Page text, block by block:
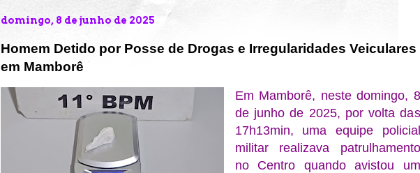
domingo, 8 de junho de 2025
Homem Detido por Posse de Drogas e Irregularidades Veiculares
em Mamborê
Em Mamborê, neste domingo, 8
de junho de 2025, por volta das
17h13min, uma equipe policial
militar realizava patrulhamento
no Centro quando avistou um